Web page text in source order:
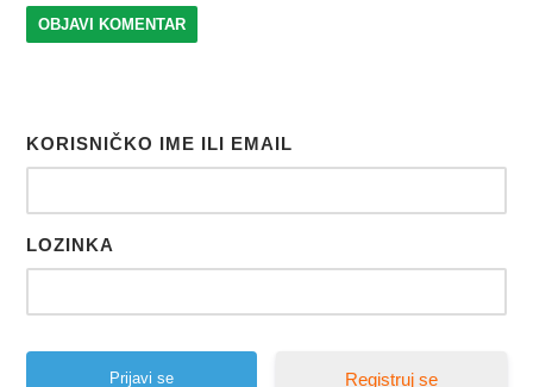
KORISNIČKO IME ILI EMAIL
LOZINKA
Registruj se